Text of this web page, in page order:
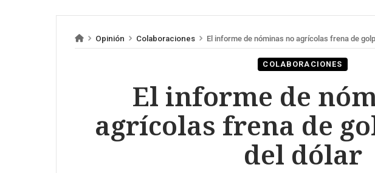
Opinión Colaboraciones El informe de nóminas no agrícolas frena de
COLABORACIONES
El informe de
agrícolas frena de
del dólar